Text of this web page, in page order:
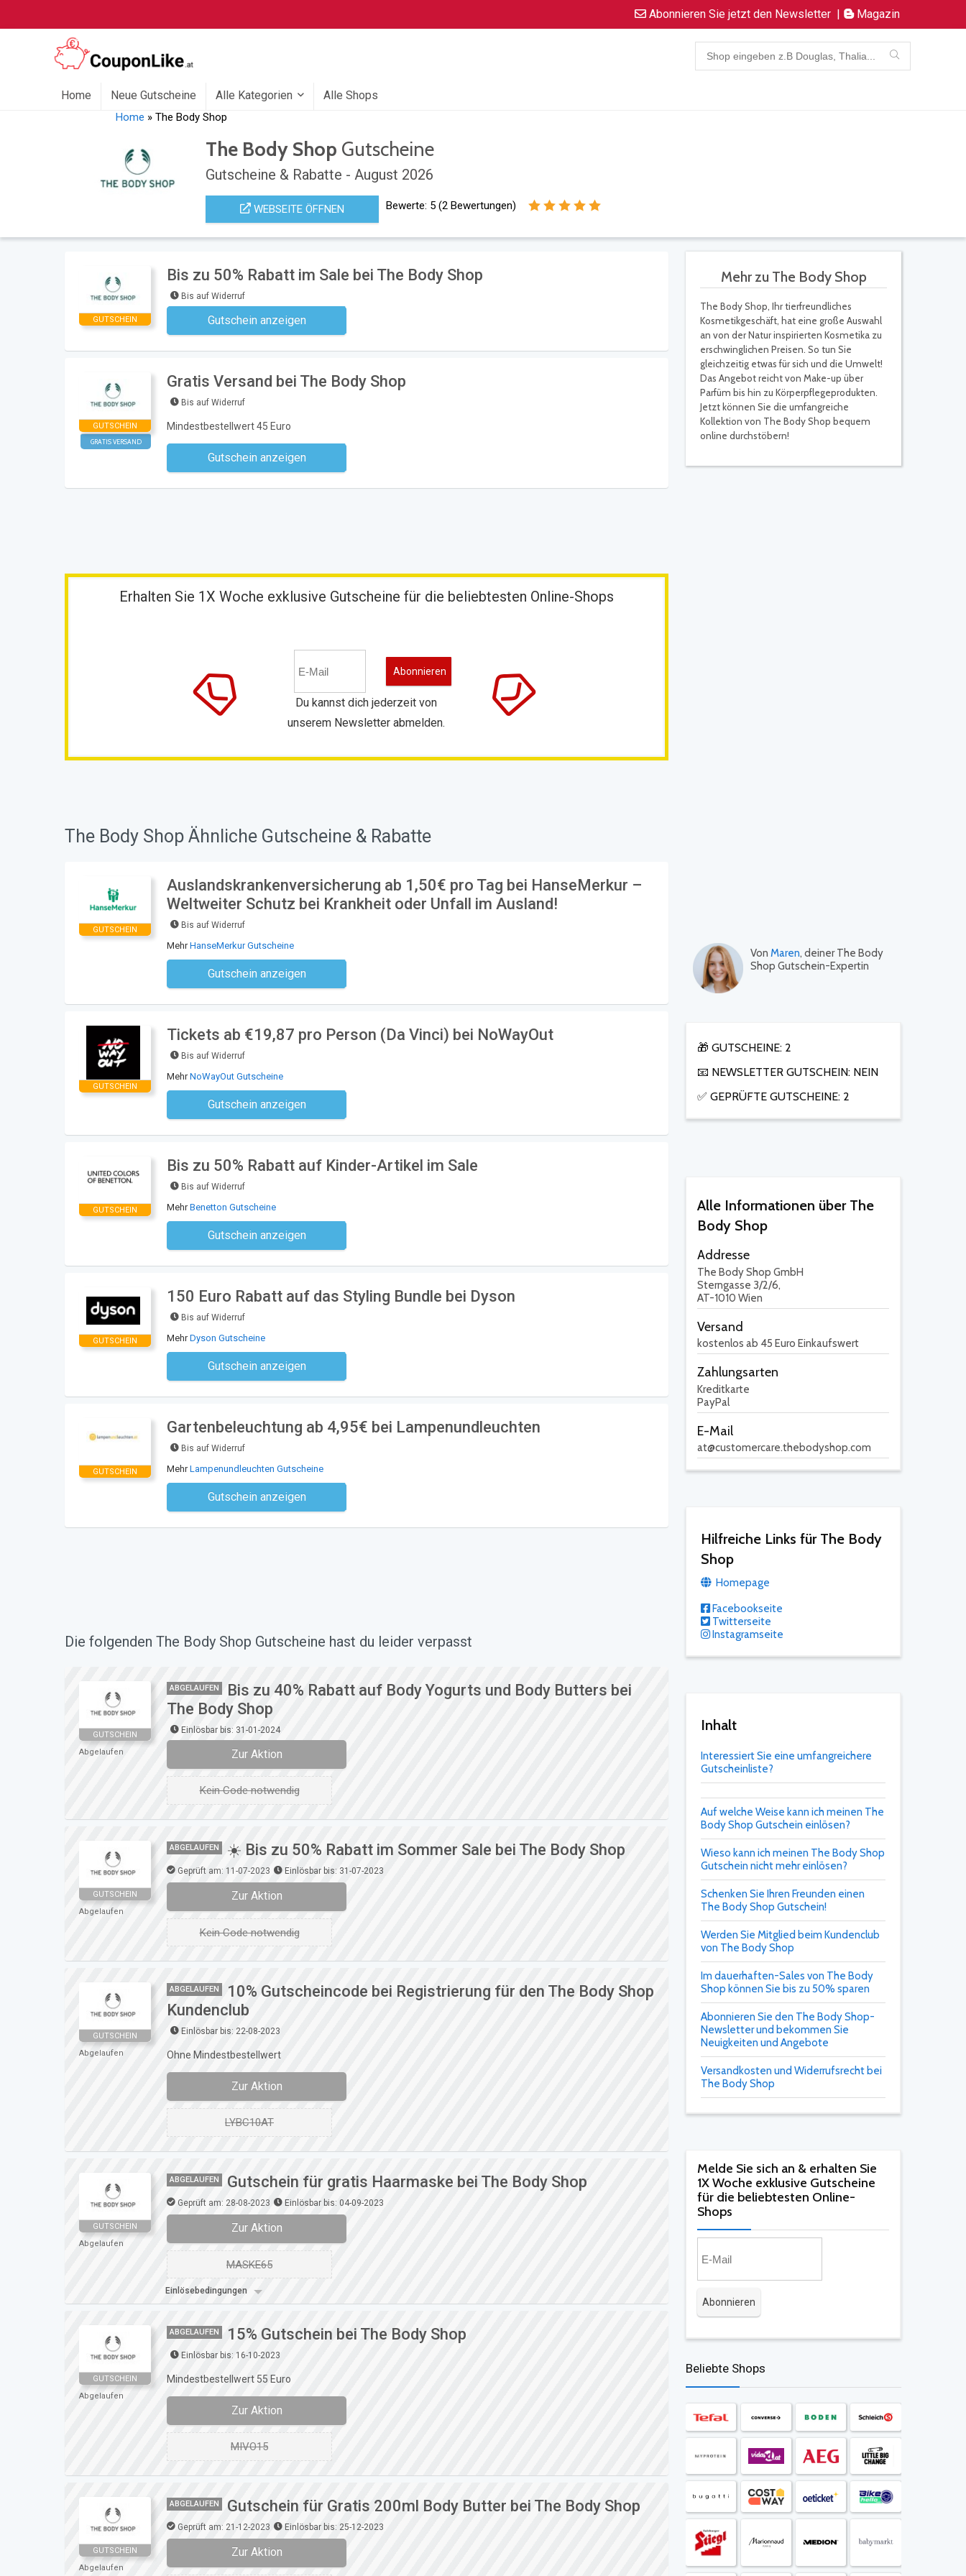
Abonnieren Sie jetzt den Newsletter | Magazin
Home Neue Gutscheine Alle Kategorien Alle Shops
Home »The Body Shop
The Body Shop Gutscheine
Gutscheine & Rabatte - August 2026
WEBSEITE ÖFFNEN Bewerte: 5 (2Bewertungen)
Mehr zu The Body Shop
The Body Shop, Ihr tierfreundliches
Kosmetikgeschäft, hat eine große Auswahl
an von der Natur inspirierten Kosmetika zu
erschwinglichen Preisen. So tun Sie
gleichzeitig etwas für sich und die Umwelt!
Das Angebot reicht von Make-up über
Parfüm bis hin zu Körperpflegeprodukten.
Jetzt können Sie die umfangreiche
Kollektion von The Body Shop bequem
online durchstöbern!
Von Maren, deiner The Body
Shop Gutschein-Expertin
🎁 GUTSCHEINE: 2
📧 NEWSLETTER GUTSCHEIN: NEIN
✅ GEPRÜFTE GUTSCHEINE: 2
Alle Informationen über The
Body Shop
Addresse
The Body Shop GmbH
Sterngasse 3/2/6,
AT-1010 Wien
Versand
kostenlos ab 45 Euro Einkaufswert
Zahlungsarten
Kreditkarte
PayPal
E-Mail
at@customercare.thebodyshop.com
Hilfreiche Links für The Body
Shop
Homepage
Facebookseite
Twitterseite
Instagramseite
Inhalt
Interessiert Sie eine umfangreichere
Gutscheinliste?
Auf welche Weise kann ich meinen The
Body Shop Gutschein einlösen?
Wieso kann ich meinen The Body Shop
Gutschein nicht mehr einlösen?
Schenken Sie Ihren Freunden einen
The Body Shop Gutschein!
Werden Sie Mitglied beim Kundenclub
von The Body Shop
Im dauerhaften-Sales von The Body
Shop können Sie bis zu 50% sparen
Abonnieren Sie den The Body Shop-
Newsletter und bekommen Sie
Neuigkeiten und Angebote
Versandkosten und Widerrufsrecht bei
The Body Shop
Melde Sie sich an & erhalten Sie
1X Woche exklusive Gutscheine
für die beliebtesten Online-
Shops​
Beliebte Shops
GUTSCHEIN
Bis zu 50% Rabatt im Sale bei The Body Shop
Bis auf Widerruf
Gutschein anzeigen
Kein Code notwendig
GUTSCHEIN
GRATIS VERSAND
Gratis Versand bei The Body Shop
Bis auf Widerruf
Mindestbestellwert 45 Euro
Gutschein anzeigen
Kein Code notwendig
Erhalten Sie 1X Woche exklusive Gutscheine für die beliebtesten Online-Shops
Du kannst dich jederzeit von
unserem Newsletter abmelden.
The Body Shop Ähnliche Gutscheine & Rabatte
GUTSCHEIN
Auslandskrankenversicherung ab 1,50€ pro Tag bei HanseMerkur –
Weltweiter Schutz bei Krankheit oder Unfall im Ausland!
Bis auf Widerruf
MehrHanseMerkur Gutscheine
Gutschein anzeigen
Kein Code notwendig
GUTSCHEIN
Tickets ab €19,87 pro Person (Da Vinci) bei NoWayOut
Bis auf Widerruf
MehrNoWayOut Gutscheine
Gutschein anzeigen
Kein Code notwendig
GUTSCHEIN
Bis zu 50% Rabatt auf Kinder-Artikel im Sale
Bis auf Widerruf
MehrBenetton Gutscheine
Gutschein anzeigen
Kein Code notwendig
GUTSCHEIN
150 Euro Rabatt auf das Styling Bundle bei Dyson
Bis auf Widerruf
MehrDyson Gutscheine
Gutschein anzeigen
Kein Code notwendig
GUTSCHEIN
Gartenbeleuchtung ab 4,95€ bei Lampenundleuchten
Bis auf Widerruf
MehrLampenundleuchten Gutscheine
Gutschein anzeigen
Kein Code notwendig
Die folgenden The Body Shop Gutscheine hast du leider verpasst
GUTSCHEIN
Abgelaufen
ABGELAUFEN
Bis zu 40% Rabatt auf Body Yogurts und Body Butters bei
The Body Shop
Einlösbar bis: 31-01-2024
Zur Aktion
Kein Code notwendig
GUTSCHEIN
Abgelaufen
ABGELAUFEN ☀️ Bis zu 50% Rabatt im Sommer Sale bei The Body Shop
Geprüft am: 11-07-2023 Einlösbar bis: 31-07-2023
Zur Aktion
Kein Code notwendig
GUTSCHEIN
Abgelaufen
ABGELAUFEN
10% Gutscheincode bei Registrierung für den The Body Shop
Kundenclub
Einlösbar bis: 22-08-2023
Ohne Mindestbestellwert
Zur Aktion
LYBC10AT
GUTSCHEIN
Abgelaufen
ABGELAUFEN Gutschein für gratis Haarmaske bei The Body Shop
Geprüft am: 28-08-2023 Einlösbar bis: 04-09-2023
Zur Aktion
MASKE65
Einlösebedingungen
GUTSCHEIN
Abgelaufen
ABGELAUFEN 15% Gutschein bei The Body Shop
Einlösbar bis: 16-10-2023
Mindestbestellwert 55 Euro
Zur Aktion
MIVO15
GUTSCHEIN
Abgelaufen
ABGELAUFEN Gutschein für Gratis 200ml Body Butter bei The Body Shop
Geprüft am: 21-12-2023 Einlösbar bis: 25-12-2023
Zur Aktion